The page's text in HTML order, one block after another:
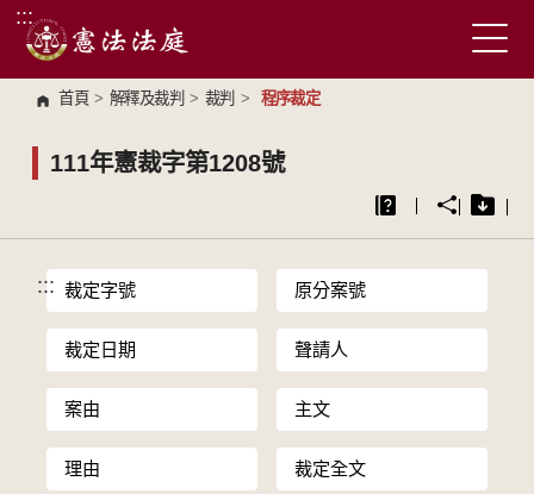
跳到主要內容區塊
:::
首頁 > 解釋及裁判 > 裁判 > 程序裁定
111年憲裁字第1208號
::: 裁定字號 原分案號
裁定日期 聲請人
案由 主文
理由 裁定全文